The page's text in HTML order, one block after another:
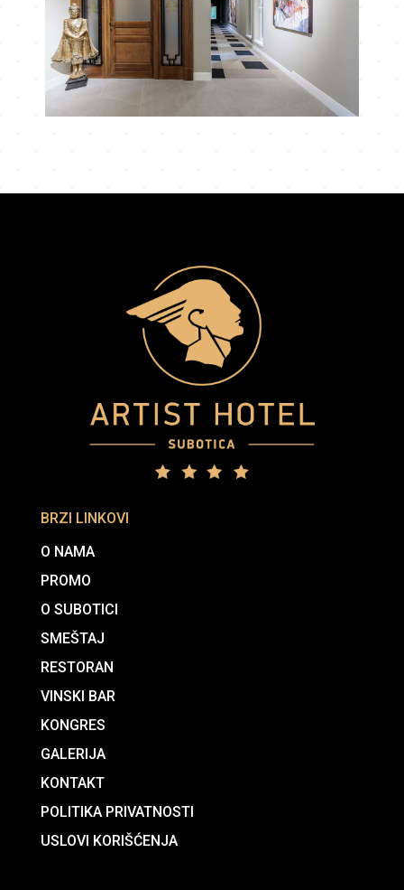
BRZI LINKOVI
O NAMA
PROMO
O SUBOTICI
SMEŠTAJ
RESTORAN
VINSKI BAR
KONGRES
GALERIJA
KONTAKT
POLITIKA PRIVATNOSTI
USLOVI KORIŠĆENJA